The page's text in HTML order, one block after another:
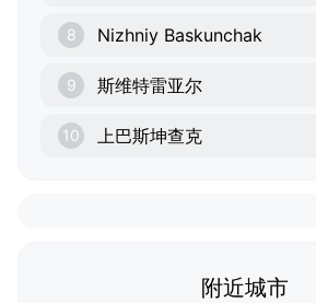
8 Nizhniy Baskunchak
9 斯维特雷亚尔
10 上巴斯坤查克
附近城市